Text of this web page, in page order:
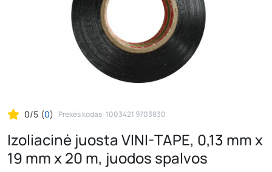
0/5 (0) Prekės kodas: 1003421 9703830
Izoliacinė juosta VINI-TAPE, 0,13 mm x
19 mm x 20 m, juodos spalvos